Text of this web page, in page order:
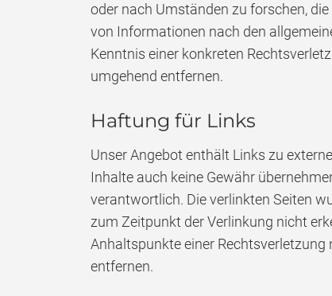
oder nach Umständen zu forschen,
von Informationen nach den
Kenntnis einer konkreten
umgehend entfernen.
Haftung für Links
Unser Angebot enthält Links zu
Inhalte auch keine Gewähr
verantwortlich. Die verlinkten Seiten
zum Zeitpunkt der Verlinkung nicht
Anhaltspunkte einer
entfernen.